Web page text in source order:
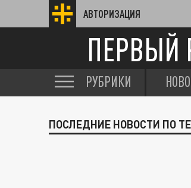
АВТОРИЗАЦИЯ
ПЕРВЫЙ
РУБРИКИ
ПОСЛЕДНИЕ НОВОСТИ ПО